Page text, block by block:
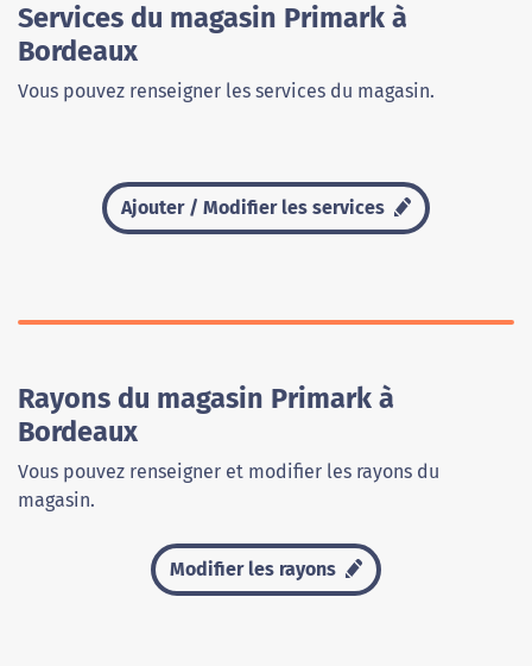
Services du magasin Primark à
Bordeaux
Vous pouvez renseigner les services du magasin.
Ajouter / Modifier les services
Rayons du magasin Primark à
Bordeaux
Vous pouvez renseigner et modifier les rayons du
magasin.
Modifier les rayons